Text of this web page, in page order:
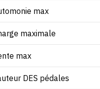
max
maximale
max
DES pédales